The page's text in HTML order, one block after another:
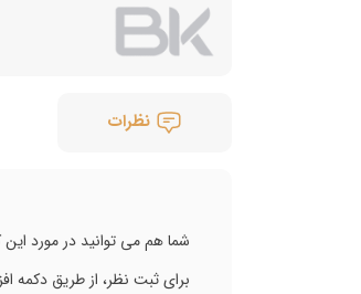
نظرات
شما هم می توانید در مورد این
برای ثبت نظر، از طریق دکمه